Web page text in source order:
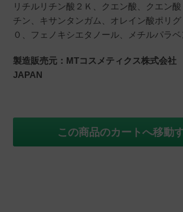
リチルリチン酸２Ｋ、クエン酸、クエン
チン、キサンタンガム、オレイン酸ポリグ
０、フェノキシエタノール、メチルパラベ
製造販売元：MTコスメティクス株式会
JAPAN
この商品のカートへ移動